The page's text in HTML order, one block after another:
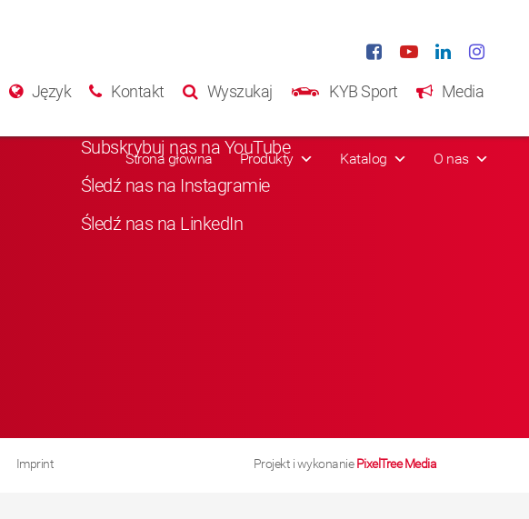
Język Kontakt Wyszukaj KYB Sport Media
Strona główna Produkty Katalog O nas
Subskrybuj nas na YouTube
Śledź nas na Instagramie
Śledź nas na LinkedIn
Imprint
Projekt i wykonaniePixelTree Media